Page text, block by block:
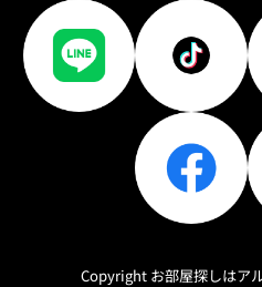
Copyright お部屋探しはア